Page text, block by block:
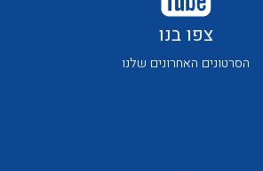
צפו בנו
הסרטונים האחרונים שלנו